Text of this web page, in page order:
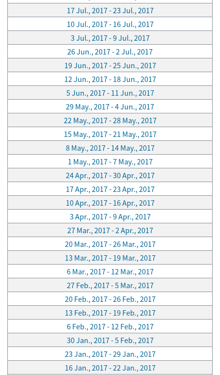
17 Jul., 2017 - 23 Jul., 2017
10 Jul., 2017 - 16 Jul., 2017
3 Jul., 2017 - 9 Jul., 2017
26 Jun., 2017 - 2 Jul., 2017
19 Jun., 2017 - 25 Jun., 2017
12 Jun., 2017 - 18 Jun., 2017
5 Jun., 2017 - 11 Jun., 2017
29 May., 2017 - 4 Jun., 2017
22 May., 2017 - 28 May., 2017
15 May., 2017 - 21 May., 2017
8 May., 2017 - 14 May., 2017
1 May., 2017 - 7 May., 2017
24 Apr., 2017 - 30 Apr., 2017
17 Apr., 2017 - 23 Apr., 2017
10 Apr., 2017 - 16 Apr., 2017
3 Apr., 2017 - 9 Apr., 2017
27 Mar., 2017 - 2 Apr., 2017
20 Mar., 2017 - 26 Mar., 2017
13 Mar., 2017 - 19 Mar., 2017
6 Mar., 2017 - 12 Mar., 2017
27 Feb., 2017 - 5 Mar., 2017
20 Feb., 2017 - 26 Feb., 2017
13 Feb., 2017 - 19 Feb., 2017
6 Feb., 2017 - 12 Feb., 2017
30 Jan., 2017 - 5 Feb., 2017
23 Jan., 2017 - 29 Jan., 2017
16 Jan., 2017 - 22 Jan., 2017